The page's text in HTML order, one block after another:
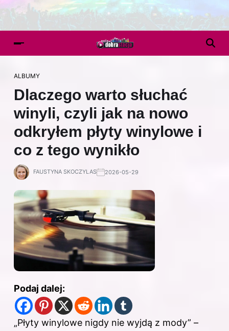
ALBUMY
Dlaczego warto słuchać
winyli, czyli jak na nowo
odkryłem płyty winylowe i
co z tego wynikło
FAUSTYNA SKOCZYLAS 2026-05-29
Podaj dalej:
„Płyty winylowe nigdy nie wyjdą z mody” –